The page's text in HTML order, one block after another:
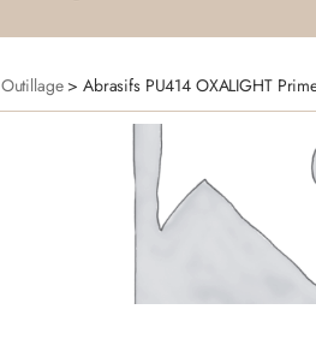
Outillage> Abrasifs PU414 OXALIGHT